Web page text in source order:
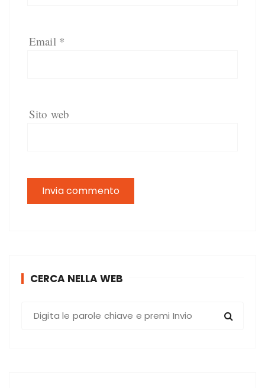
Email *
Sito web
CERCA NELLA WEB